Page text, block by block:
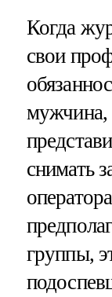
Когда
свои
мужчина,
снимать
группы,